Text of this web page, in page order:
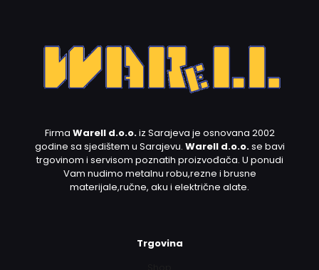
Firma Warell d.o.o.iz Sarajeva je osnovana 2002
godine sa sjedištem u Sarajevu. Warell d.o.o.se bavi
trgovinom i servisom poznatih proizvođača. U ponudi
Vam nudimo metalnu robu,rezne i brusne
materijale,ručne, aku i električne alate.
Trgovina